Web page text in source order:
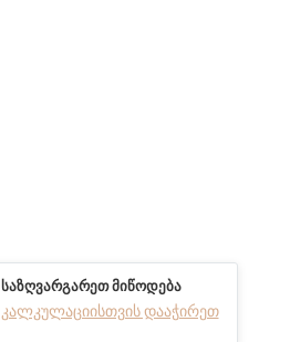
ᲡᲐᲖᲦᲕᲐᲠᲒᲐᲠᲔᲗ ᲛᲘᲬᲝᲓᲔᲑᲐ
კალკულაციისთვის დააჭირეთ